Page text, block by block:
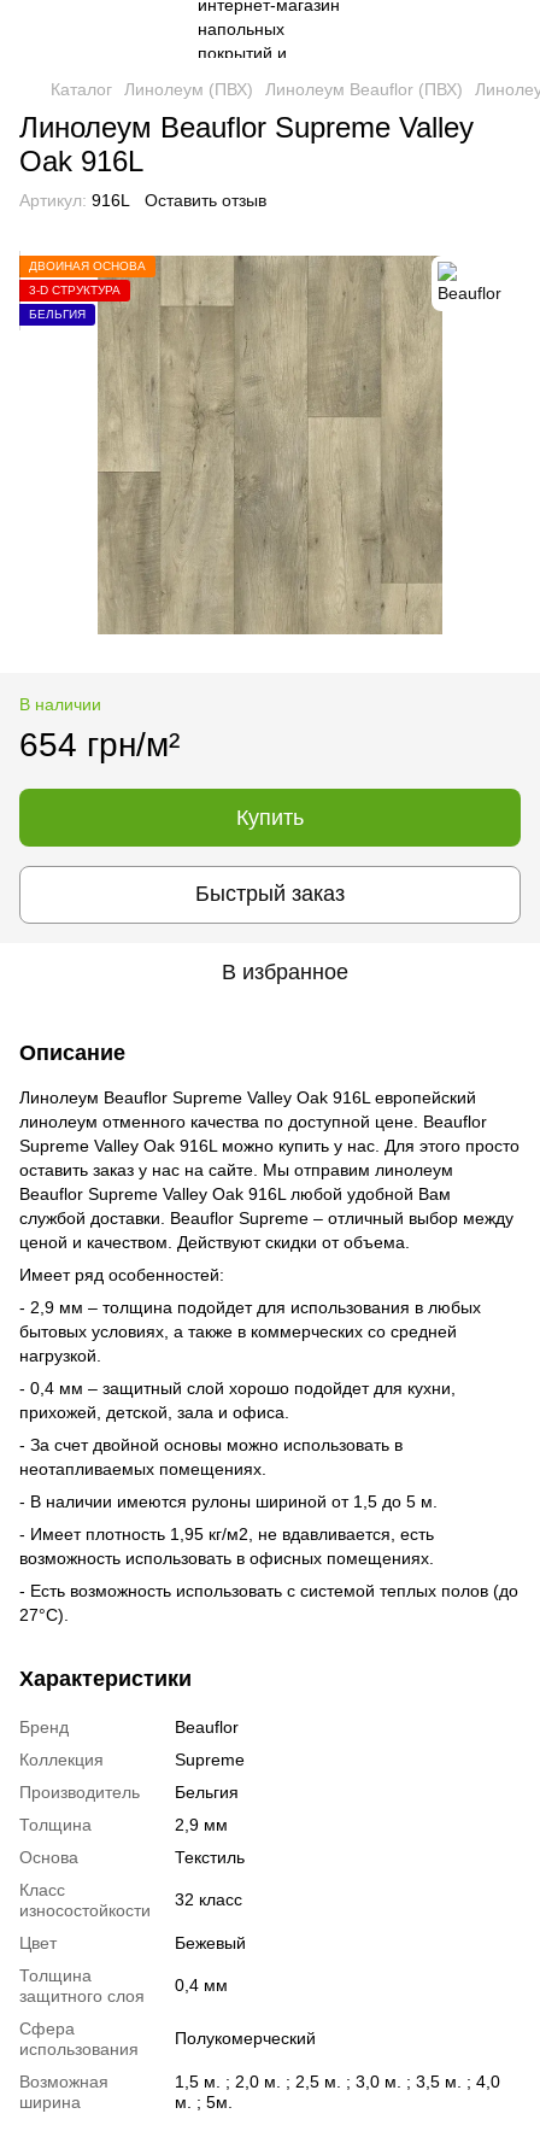
Каталог Линолеум (ПВХ) Линолеум Beauflor (ПВХ)
Линолеум Beauflor Supreme Valley
Oak 916L
Артикул: 916L Оставить отзыв
ДВОЙНАЯ ОСНОВА
3-D СТРУКТУРА
БЕЛЬГИЯ
В наличии
654 грн/м²
Купить
Быстрый заказ
В избранное
Описание
Линолеум Beauflor Supreme Valley Oak 916L европейский
линолеум отменного качества по доступной цене. Beauflor
Supreme Valley Oak 916L можно купить у нас. Для этого просто
оставить заказ у нас на сайте. Мы отправим линолеум
Beauflor Supreme Valley Oak 916L любой удобной Вам
службой доставки. Beauflor Supreme – отличный выбор между
ценой и качеством. Действуют скидки от объема.
Имеет ряд особенностей:
- 2,9 мм – толщина подойдет для использования в любых
бытовых условиях, а также в коммерческих со средней
нагрузкой.
- 0,4 мм – защитный слой хорошо подойдет для кухни,
прихожей, детской, зала и офиса.
- За счет двойной основы можно использовать в
неотапливаемых помещениях.
- В наличии имеются рулоны шириной от 1,5 до 5 м.
- Имеет плотность 1,95 кг/м2, не вдавливается, есть
возможность использовать в офисных помещениях.
- Есть возможность использовать с системой теплых полов (до
27°C).
Характеристики
Бренд
Beauflor
Коллекция
Supreme
Производитель
Бельгия
Толщина
2,9 мм
Основа
Текстиль
Класс
износостойкости
32 класс
Цвет
Бежевый
Толщина
защитного слоя
0,4 мм
Сфера
использования
Полукомерческий
Возможная
ширина
1,5 м. ; 2,0 м. ; 2,5 м. ; 3,0 м. ; 3,5 м. ; 4,0
м. ; 5м.